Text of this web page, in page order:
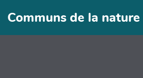
Aller au contenu principal
Communs de la nature